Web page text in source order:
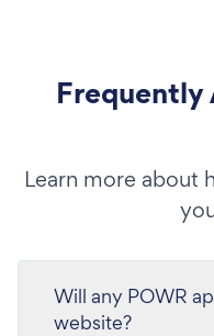
Frequently
Learn more about
Will any POWR
website?